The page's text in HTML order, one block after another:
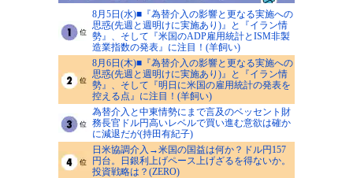
8月5日(水)■『為替介入の影響と更なる実施への
思惑(先週と週明けに実施あり)』と『イラン情
勢』、そして『米国のADP雇用統計とISM非製
造業指数の発表』に注目！(羊飼い)
8月6日(木)■『為替介入の影響と更なる実施への
思惑(先週と週明けに実施あり)』と『イラン情
勢』、そして『明日に米国の雇用統計の発表を
控える点』に注目！(羊飼い)
為替介入と中東情勢にまで言及のベッセント財
務長官ドル円高いレベルで買い進む意欲は確か
に減退だが(持田有紀子)
日米協調介入→米国の国益は何か？ドル円157
円台。日銀利上げペース上げざるを得ないか。
投資戦略は？(ZERO)